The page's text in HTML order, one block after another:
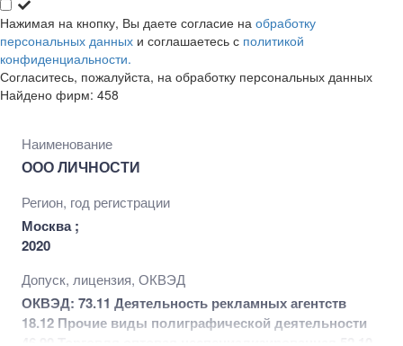
Нажимая на кнопку, Вы даете согласие на обработку
персональных данных и соглашаетесь с политикой
конфиденциальности.
Согласитесь, пожалуйста, на обработку персональных данных
Найдено фирм: 458
Наименование
ООО ЛИЧНОСТИ
Регион, год регистрации
Москва ;
2020
Допуск, лицензия, ОКВЭД
ОКВЭД: 73.11 Деятельность рекламных агентств
18.12 Прочие виды полиграфической деятельности